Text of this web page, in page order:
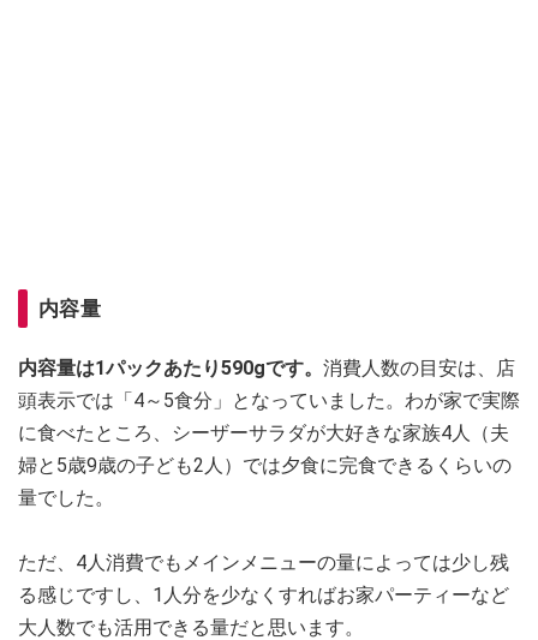
内容量
内容量は1パックあたり590gです。 消費人数の目安は、店
頭表示では「4～5食分」となっていました。わが家で実際
に食べたところ、シーザーサラダが大好きな家族4人（夫
婦と5歳9歳の子ども2人）では夕食に完食できるくらいの
量でした。
ただ、4人消費でもメインメニューの量によっては少し残
る感じですし、1人分を少なくすればお家パーティーなど
大人数でも活用できる量だと思います。